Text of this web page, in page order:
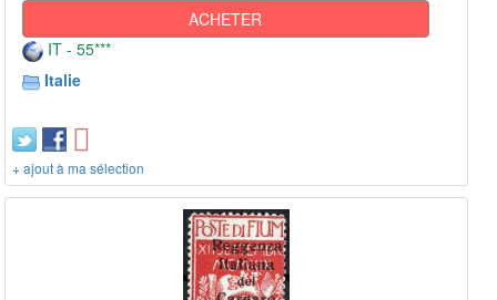
ACHETER
IT - 55***
Italie
+ ajout à ma sélection